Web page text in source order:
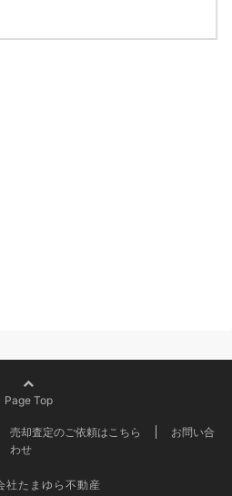
Page Top
売却査定のご依頼はこちら
お問い合
わせ
社たまゆら不動産